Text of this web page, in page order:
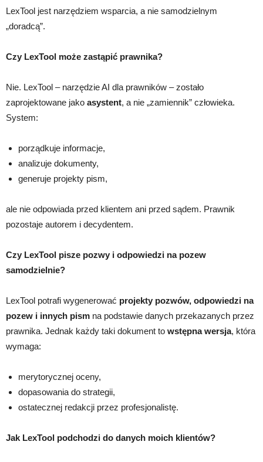
LexTool jest narzędziem wsparcia, a nie samodzielnym
„doradcą”.
Czy LexTool może zastąpić prawnika?
Nie. LexTool – narzędzie AI dla prawników – zostało
zaprojektowane jako asystent, a nie „zamiennik” człowieka.
System:
porządkuje informacje,
analizuje dokumenty,
generuje projekty pism,
ale nie odpowiada przed klientem ani przed sądem. Prawnik
pozostaje autorem i decydentem.
Czy LexTool pisze pozwy i odpowiedzi na pozew
samodzielnie?
LexTool potrafi wygenerować projekty pozwów, odpowiedzi na
pozew i innych pism na podstawie danych przekazanych przez
prawnika. Jednak każdy taki dokument to wstępna wersja, która
wymaga:
merytorycznej oceny,
dopasowania do strategii,
ostatecznej redakcji przez profesjonalistę.
Jak LexTool podchodzi do danych moich klientów?